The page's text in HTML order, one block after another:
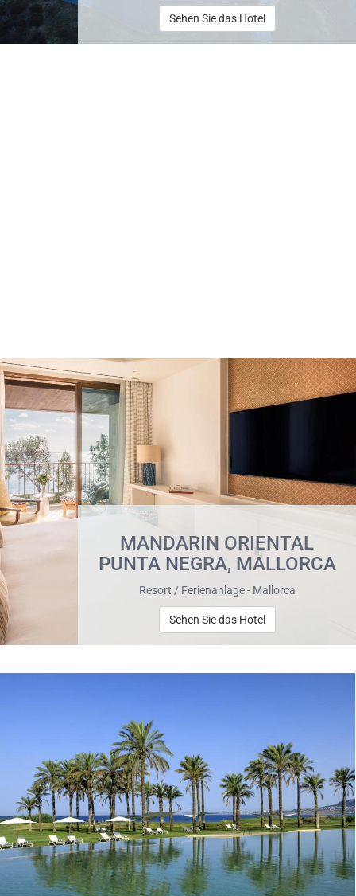
Sehen Sie das Hotel
MANDARIN ORIENTAL
PUNTA NEGRA, MALLORCA
Resort / Ferienanlage - Mallorca
Sehen Sie das Hotel